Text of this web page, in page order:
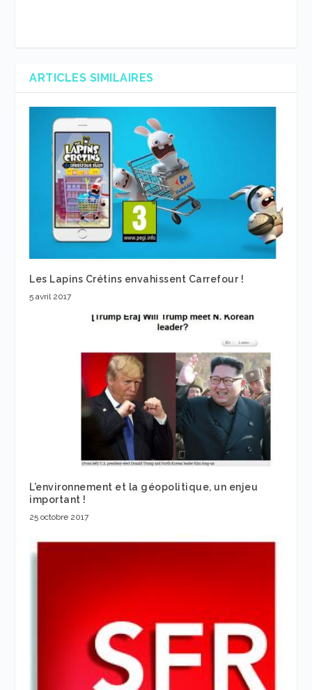
ARTICLES SIMILAIRES
Les Lapins Crétins envahissent Carrefour !
5 avril 2017
L’environnement et la géopolitique, un enjeu
important !
25 octobre 2017